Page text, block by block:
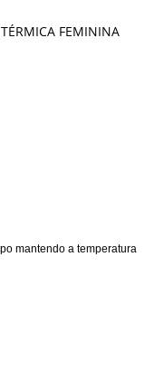
TÉRMICA FEMININA
mantendo a temperatura